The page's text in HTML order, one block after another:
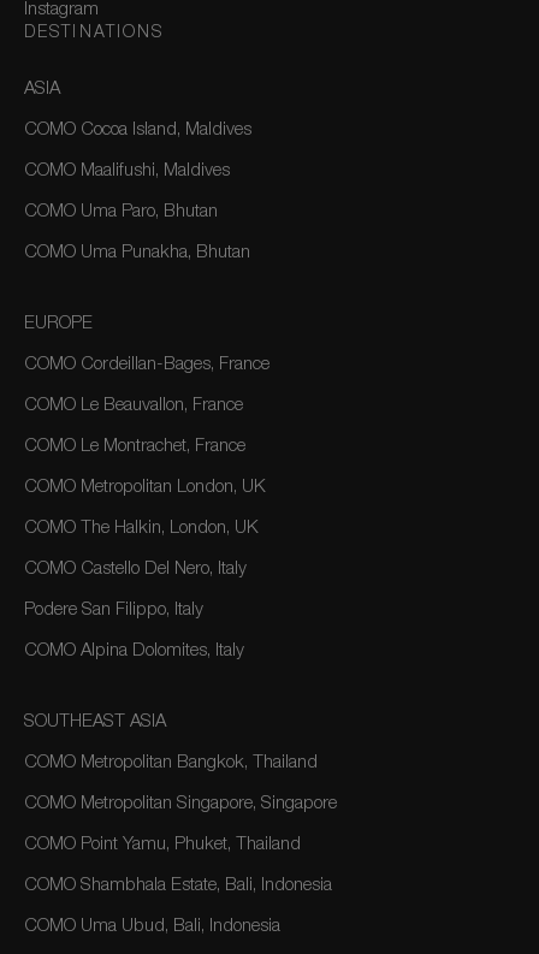
Instagram
DESTINATIONS
ASIA
COMO Cocoa Island, Maldives
COMO Maalifushi, Maldives
COMO Uma Paro, Bhutan
COMO Uma Punakha, Bhutan
EUROPE
COMO Cordeillan-Bages, France
COMO Le Beauvallon, France
COMO Le Montrachet, France
COMO Metropolitan London, UK
COMO The Halkin, London, UK
COMO Castello Del Nero, Italy
Podere San Filippo, Italy
COMO Alpina Dolomites, Italy
SOUTHEAST ASIA
COMO Metropolitan Bangkok, Thailand
COMO Metropolitan Singapore, Singapore
COMO Point Yamu, Phuket, Thailand
COMO Shambhala Estate, Bali, Indonesia
COMO Uma Ubud, Bali, Indonesia